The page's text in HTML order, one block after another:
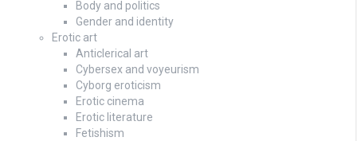
Body and politics
Gender and identity
Erotic art
Anticlerical art
Cybersex and voyeurism
Cyborg eroticism
Erotic cinema
Erotic literature
Fetishism